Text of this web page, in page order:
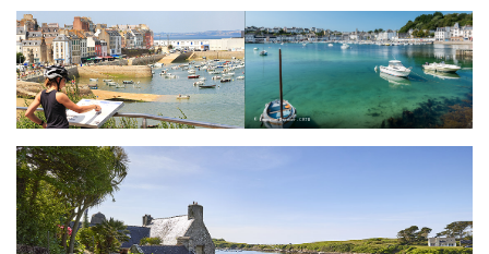
© Emmanuel Berthier - CRTB